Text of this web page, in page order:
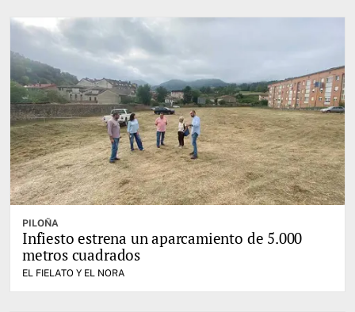
PILOÑA
Infiesto estrena un aparcamiento de 5.000
metros cuadrados
EL FIELATO Y EL NORA